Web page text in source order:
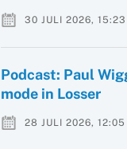
30 JULI 2026, 15:23
Podcast: Paul
mode in Losser
28 JULI 2026, 12:05